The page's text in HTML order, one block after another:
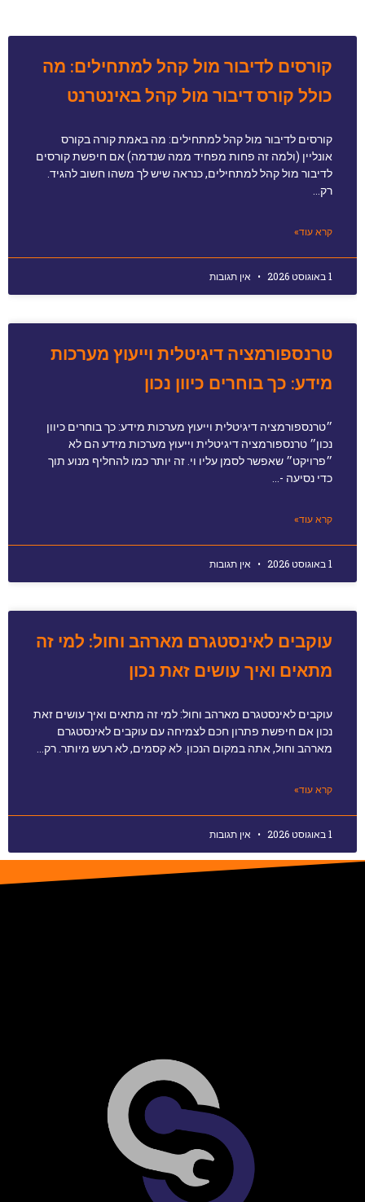
קורסים לדיבור מול קהל למתחילים: מה
כולל קורס דיבור מול קהל באינטרנט
קורסים לדיבור מול קהל למתחילים: מה באמת קורה בקורס
אונליין (ולמה זה פחות מפחיד ממה שנדמה) אם חיפשת קורסים
לדיבור מול קהל למתחילים, כנראה שיש לך משהו חשוב להגיד.
רק…
קרא עוד»
1 באוגוסט 2026 אין תגובות
טרנספורמציה דיגיטלית וייעוץ מערכות
מידע: כך בוחרים כיוון נכון
״טרנספורמציה דיגיטלית וייעוץ מערכות מידע: כך בוחרים כיוון
נכון״ טרנספורמציה דיגיטלית וייעוץ מערכות מידע הם לא
״פרויקט״ שאפשר לסמן עליו וי. זה יותר כמו להחליף מנוע תוך
כדי נסיעה -…
קרא עוד»
1 באוגוסט 2026 אין תגובות
עוקבים לאינסטגרם מארהב וחול: למי זה
מתאים ואיך עושים זאת נכון
עוקבים לאינסטגרם מארהב וחול: למי זה מתאים ואיך עושים זאת
נכון אם חיפשת פתרון חכם לצמיחה עם עוקבים לאינסטגרם
מארהב וחול, אתה במקום הנכון. לא קסמים, לא רעש מיותר. רק…
קרא עוד»
1 באוגוסט 2026 אין תגובות